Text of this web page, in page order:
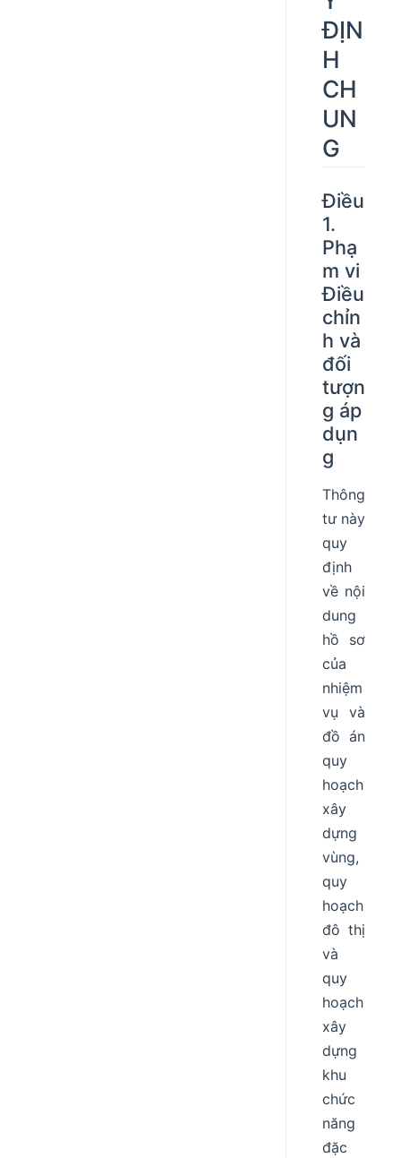
ĐỊN
H
CH
UN
G
Điều
1.
Phạ
m vi
Điều
chỉn
h và
đối
tượn
g áp
dụn
g
Thông
tư này
quy
định
về nội
dung
hồ sơ
của
nhiệm
vụ và
đồ án
quy
hoạch
xây
dựng
vùng,
quy
hoạch
đô thị
và
quy
hoạch
xây
dựng
khu
chức
năng
đặc